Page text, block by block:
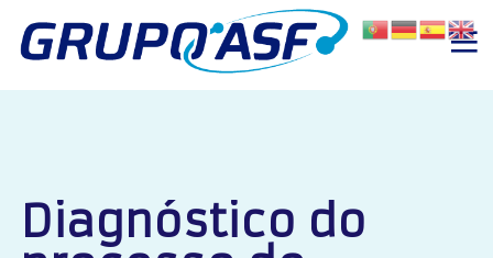
Diagnóstico do